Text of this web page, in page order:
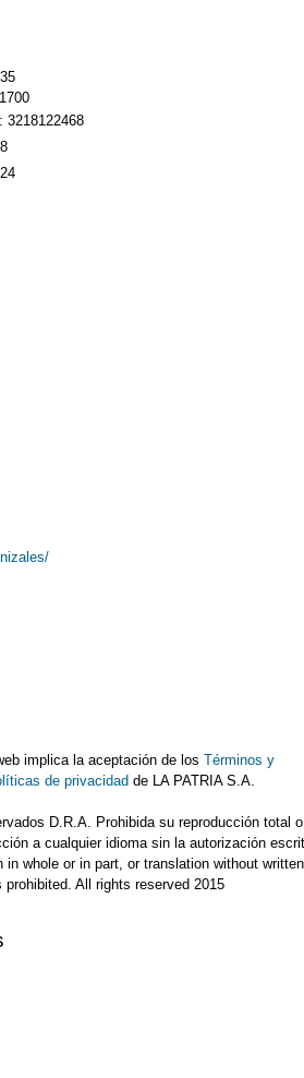
3218122468
implica la aceptación de los Términos y
de privacidad de LA PATRIA S.A.
D.R.A. Prohibida su reproducción total o
a cualquier idioma sin la autorización
in whole or in part, or translation without written
prohibited. All rights reserved 2015